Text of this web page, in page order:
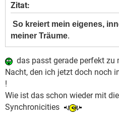
Zitat:
So kreiert mein eigenes,
meiner Träume.
das passt gerade perfekt zu
Nacht, den ich jetzt doch noch
!
Wie ist das schon wieder mit
Synchronicities